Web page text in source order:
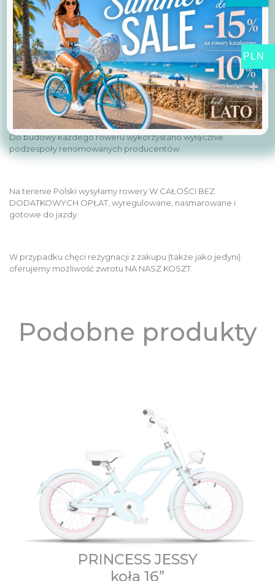
uwzględnieniem geometrii miejsca położenia pośladków na
siodle, dłoni na kierownicy, prostego ułożenia kręgosłupa. To
dzięki temu uważamy, że komfort i przyjemność z jazdy jest
nieporównywalnie większa niż w produktach konkurencyjnych.
Do bardzo wysokiej jakości i wyjątkowej wygody dodajemy
łatwość zakupów i szybki czas realizacji.
Do budowy każdego roweru wykorzystano wyłącznie
podzespoły renomowanych producentów.
Na terenie Polski wysyłamy rowery W CAŁOŚCI BEZ
DODATKOWYCH OPŁAT, wyregulowane, nasmarowane i
gotowe do jazdy.
W przypadku chęci rezygnacji z zakupu (także jako jedyni)
oferujemy możliwość zwrotu NA NASZ KOSZT.
Podobne produkty
PRINCE NEMO koła 16”.
Original
PLN